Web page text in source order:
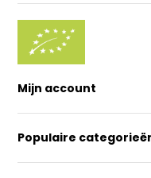
Mijn account
Populaire